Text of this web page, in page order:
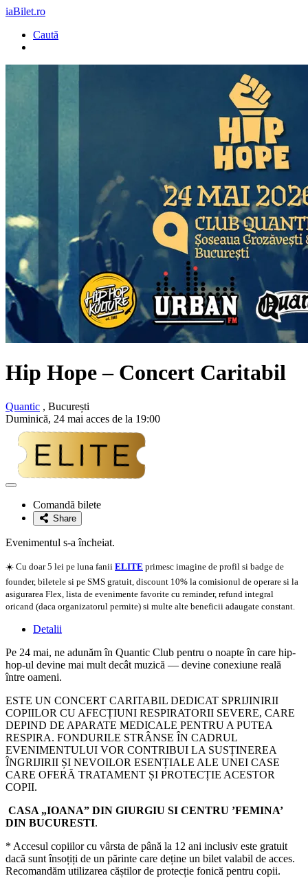
iaBilet.ro
Caută
Hip Hope– Concert Caritabil
Quantic , București
Duminică, 24 mai acces de la 19:00
Adaugă
favoriteComandă bilete
Share
Evenimentul s-a încheiat.
☀️ Cu doar 5 lei pe luna fanii ELITE primesc imagine de profil si badge de
founder, biletele si pe SMS gratuit, discount 10% la comisionul de operare si la
asigurarea Flex, lista de evenimente favorite cu reminder, refund integral
oricand (daca organizatorul permite) si multe alte beneficii adaugate constant.
Detalii
Pe 24 mai, ne adunăm în Quantic Club pentru o noapte în care hip-
hop-ul devine mai mult decât muzică — devine conexiune reală
între oameni.
ESTE UN CONCERT CARITABIL DEDICAT SPRIJINIRII
COPIILOR CU AFECȚIUNI RESPIRATORII SEVERE, CARE
DEPIND DE APARATE MEDICALE PENTRU A PUTEA
RESPIRA. FONDURILE STRÂNSE ÎN CADRUL
EVENIMENTULUI VOR CONTRIBUI LA SUSȚINEREA
ÎNGRIJIRII ȘI NEVOILOR ESENȚIALE ALE UNEI CASE
CARE OFERĂ TRATAMENT ȘI PROTECȚIE ACESTOR
COPII.
CASA „IOANA” DIN GIURGIU SI CENTRU ’FEMINA’
DIN BUCURESTI.
* Accesul copiilor cu vârsta de până la 12 ani inclusiv este gratuit
dacă sunt însoțiți de un părinte care deține un bilet valabil de acces.
Recomandăm utilizarea căștilor de protecție fonică pentru copii.